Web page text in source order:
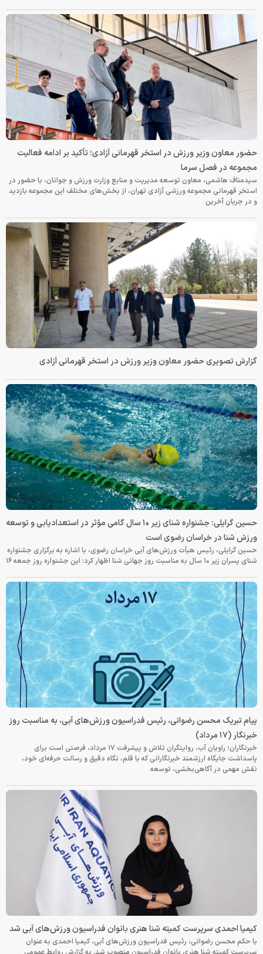
حضور معاون وزیر ورزش در استخر قهرمانی آزادی؛ تأکید بر ادامه فعالیت
مجموعه در فصل سرما
سیدمناف هاشمی، معاون توسعه مدیریت و منابع وزارت ورزش و جوانان، با حضور در
استخر قهرمانی مجموعه ورزشی آزادی تهران، از بخش‌های مختلف این مجموعه بازدید
و در جریان آخرین
گزارش تصویری حضور معاون وزیر ورزش در استخر قهرمانی آزادی
حسین گرایلی: جشنواره شنای زیر ۱۰ سال گامی مؤثر در استعدادیابی و توسعه
ورزش شنا در خراسان رضوی است
حسین گرایلی، رئیس هیأت ورزش‌های آبی خراسان رضوی، با اشاره به برگزاری جشنواره
شنای پسران زیر ۱۰ سال به مناسبت روز جهانی شنا اظهار کرد: این جشنواره روز جمعه‌ ۱۶
پیام تبریک محسن رضوانی، رئیس فدراسیون ورزش‌های آبی، به مناسبت روز
خبرنگار (۱۷ مرداد)
خبرنگاران؛ راویان آب، روایتگران تلاش و پیشرفت ۱۷ مرداد، فرصتی است برای
پاسداشت جایگاه ارزشمند خبرنگارانی که با قلم، نگاه دقیق و رسالت حرفه‌ای خود،
نقش مهمی در آگاهی‌بخشی، توسعه
کیمیا احمدی سرپرست کمیته شنا هنری بانوان فدراسیون ورزش‌های آبی شد
با حکم محسن رضوانی، رئیس فدراسیون ورزش‌های آبی، کیمیا احمدی به عنوان